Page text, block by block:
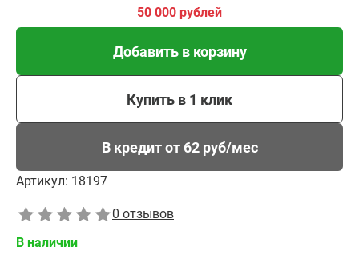
50 000 рублей
Добавить в корзину
Купить в 1 клик
В кредит от 62 руб/мес
Артикул: 18197
0 отзывов
В наличии